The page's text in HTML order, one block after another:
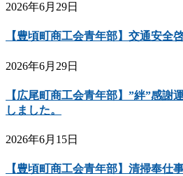
2026年6月29日
【豊頃町商工会青年部】交通安全
2026年6月29日
【広尾町商工会青年部】”絆”感謝
しました。
2026年6月15日
【豊頃町商工会青年部】清掃奉仕